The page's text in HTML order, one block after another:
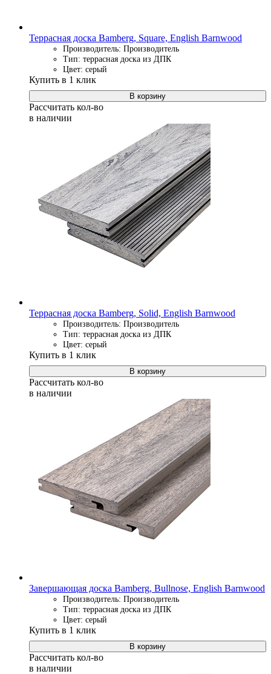
Террасная доска Bamberg, Square, English Barnwood
Производитель: Производитель
Тип: террасная доска из ДПК
Цвет: серый
Купить в 1 клик
В корзину
Рассчитать кол-во
в наличии
Террасная доска Bamberg, Solid, English Barnwood
Производитель: Производитель
Тип: террасная доска из ДПК
Цвет: серый
Купить в 1 клик
В корзину
Рассчитать кол-во
в наличии
Завершающая доска Bamberg, Bullnose, English Barnwood
Производитель: Производитель
Тип: террасная доска из ДПК
Цвет: серый
Купить в 1 клик
В корзину
Рассчитать кол-во
в наличии